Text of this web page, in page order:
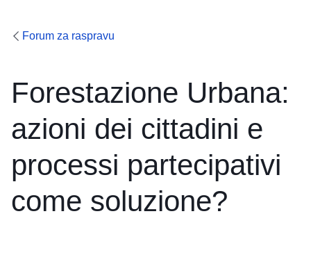
Forum za raspravu
Forestazione Urbana:
azioni dei cittadini e
processi partecipativi
come soluzione?